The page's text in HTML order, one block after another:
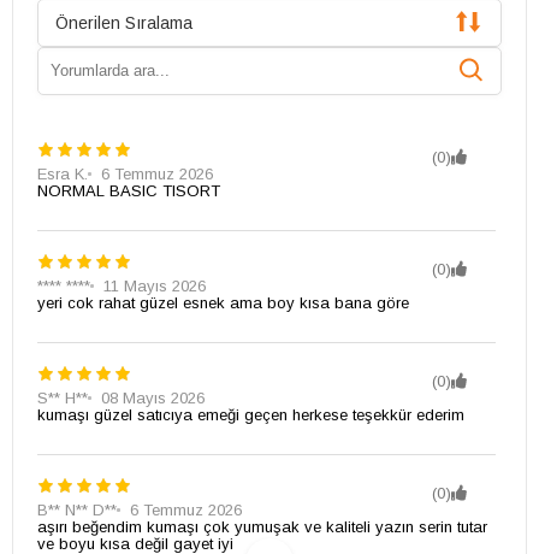
Önerilen Sıralama
(0)
Esra K.
6 Temmuz 2026
NORMAL BASIC TISORT
(0)
**** ****
11 Mayıs 2026
yeri cok rahat güzel esnek ama boy kısa bana göre
(0)
S** H**
08 Mayıs 2026
kumaşı güzel satıcıya emeği geçen herkese teşekkür ederim
(0)
B** N** D**
6 Temmuz 2026
aşırı beğendim kumaşı çok yumuşak ve kaliteli yazın serin tutar
ve boyu kısa değil gayet iyi